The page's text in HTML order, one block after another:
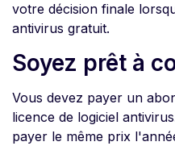
votre décision finale
antivirus gratuit.
Soyez prêt à
Vous devez payer un
licence de logiciel
payer le même prix